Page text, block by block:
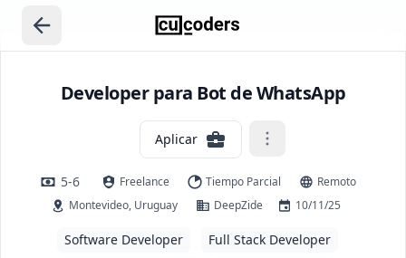
Developer para Bot de WhatsApp
Aplicar
5-6 Freelance Tiempo Parcial
Remoto
Montevideo, Uruguay
DeepZide 10/11/25
Software Developer
Full Stack Developer